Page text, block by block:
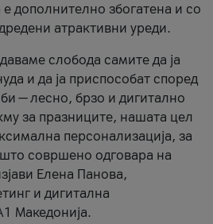
дополнително збогатена и со
атрактивни уреди.
слобода самите да ја
и да ја приспособат според
— лесно, брзо и дигитално
за празниците, нашата цел
персонализација, за
што совршено одговара на
Елена Панова,
и дигитална
Македонија.